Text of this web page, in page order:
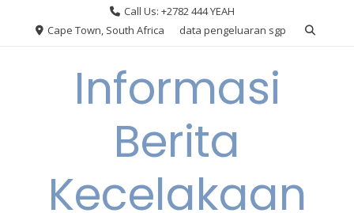
Call Us: +2782 444 YEAH
Cape Town, South Africa
data pengeluaran sgp
Informasi
Berita
Kecelakaan